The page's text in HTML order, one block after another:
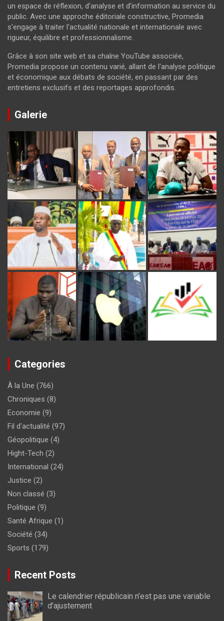
un espace de réflexion, d'analyse et d'information au service du
public. Avec une approche éditoriale constructive, Promedia
s'engage à traiter l'actualité nationale et internationale avec
rigueur, équilibre et professionnalisme.
Grâce à son site web et sa chaîne YouTube associée,
Promedia propose un contenu varié, allant de l'analyse politique
et économique aux débats de société, en passant par des
entretiens exclusifs et des reportages approfondis.
Galerie
Categories
À la Une (766)
Chroniques (8)
Economie (9)
Fil d'actualité (97)
Géopolitique (4)
Hight-Tech (2)
International (24)
Justice (2)
Non classé (3)
Politique (9)
Santé Afrique (1)
Société (34)
Sports (179)
Recent Posts
Le calendrier républicain n’est pas une variable
d’ajustement